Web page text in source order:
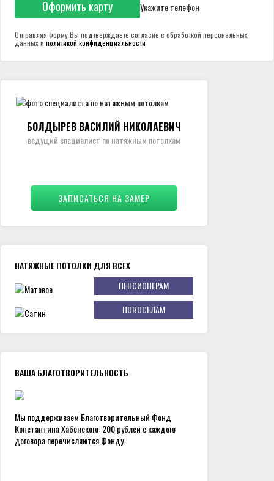
Оформить карту Укажите телефон
Отправляя форму Вы подтверждаете согласие с обработкой персональных
данных и политикой конфиденциальности
БОЛДЫРЕВ ВАСИЛИЙ НИКОЛАЕВИЧ
ведущий специалист по натяжным потолкам
ЗАПИСАТЬСЯ НА ЗАМЕР
НАТЯЖНЫЕ ПОТОЛКИ ДЛЯ ВСЕХ
ПЕНСИОНЕРАМ
НОВОСЕЛАМ
ВАША БЛАГОТВОРИТЕЛЬНОСТЬ
Мы поддерживаем Благотворительный Фонд
Константина Хабенского: 200 рублей с каждого
договора перечисляются Фонду.